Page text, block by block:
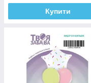
Купити